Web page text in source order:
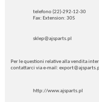
telefono (22)-292-12-30
Fax: Extension: 305
sklep@ajsparts.pl
Per le questioni relative alla vendita
contattarci via e-mail:
http://www.ajsparts.pl